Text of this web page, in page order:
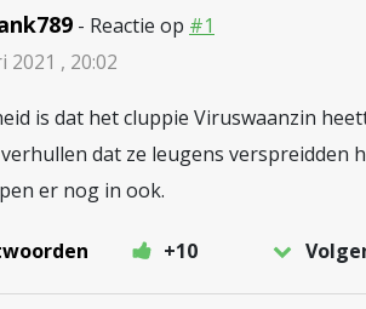
- Reactie op #1
2021 , 20:02
is dat het cluppie Viruswaanzin
dat ze leugens
er nog in ook.
+10